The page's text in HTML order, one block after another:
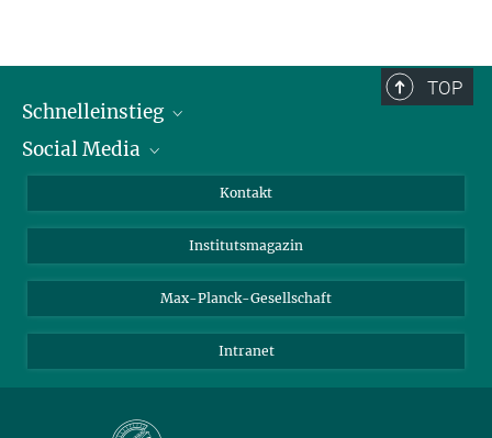
TOP
Schnelleinstieg
Alumni
Schulen
Studierende
Social Media
Facebook
YouTube
Kontakt
Institutsmagazin
Max-Planck-Gesellschaft
Intranet